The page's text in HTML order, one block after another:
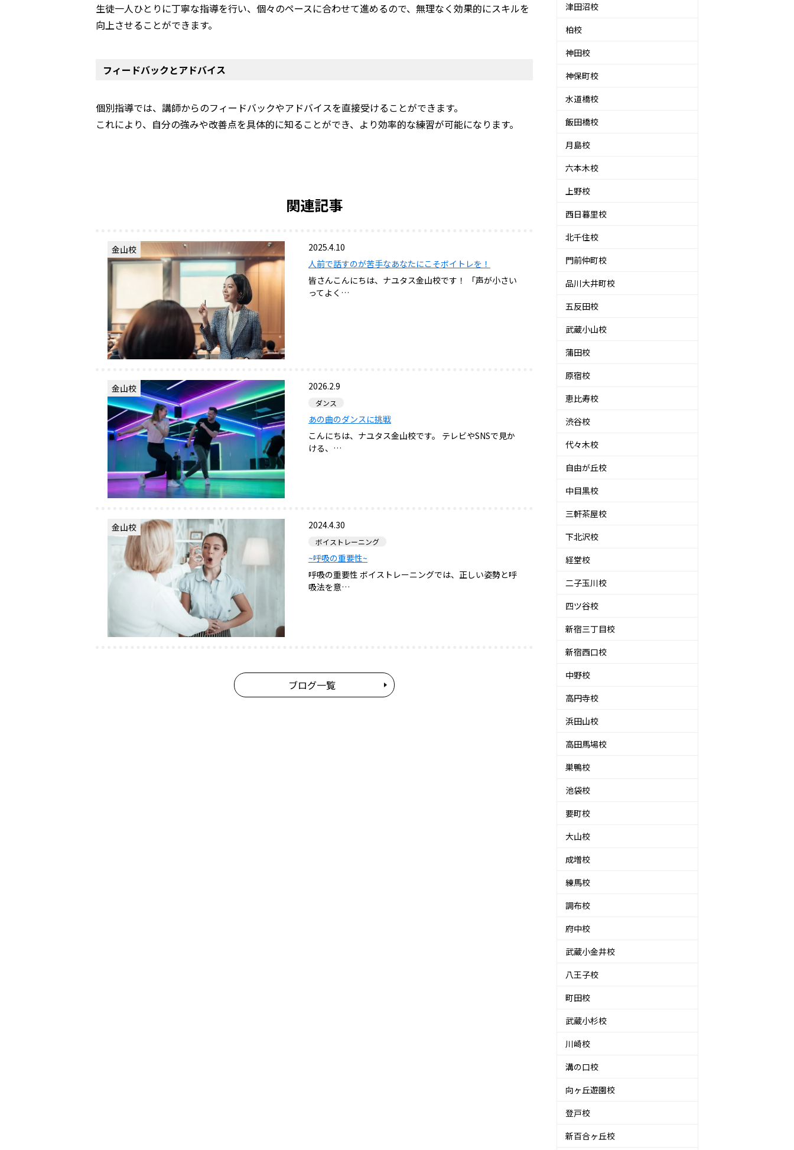
生徒一人ひとりに丁寧な指導を行い、個々のペースに合わせて進めるので、無理なく効果的にスキルを
向上させることができます。
フィードバックとアドバイス
個別指導では、講師からのフィードバックやアドバイスを直接受けることができます。
これにより、自分の強みや改善点を具体的に知ることができ、より効率的な練習が可能になります。
関連記事
金山校
2025.4.10
人前で話すのが苦手なあなたにこそボイトレを！
皆さんこんにちは、ナユタス金山校です！ 「声が小さい
ってよく…
金山校 2026.2.9
ダンス
あの曲のダンスに挑戦
こんにちは、ナユタス金山校です。 テレビやSNSで見か
ける、…
金山校 2024.4.30
ボイストレーニング
~呼吸の重要性~
呼吸の重要性 ボイストレーニングでは、正しい姿勢と呼
吸法を意…
ブログ一覧
津田沼校
柏校
神田校
神保町校
水道橋校
飯田橋校
月島校
六本木校
上野校
西日暮里校
北千住校
門前仲町校
品川大井町校
五反田校
武蔵小山校
蒲田校
原宿校
恵比寿校
渋谷校
代々木校
自由が丘校
中目黒校
三軒茶屋校
下北沢校
経堂校
二子玉川校
四ツ谷校
新宿三丁目校
新宿西口校
中野校
高円寺校
浜田山校
高田馬場校
巣鴨校
池袋校
要町校
大山校
成増校
練馬校
調布校
府中校
武蔵小金井校
八王子校
町田校
武蔵小杉校
川崎校
溝の口校
向ヶ丘遊園校
登戸校
新百合ヶ丘校